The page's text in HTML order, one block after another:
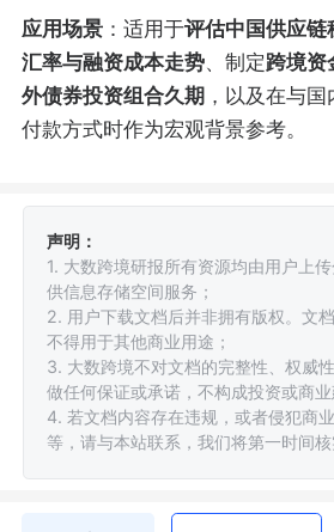
应用场景：适用于评估中国供应链
汇率与融资成本走势、制定跨境资
外债券投资组合久期，以及在与国
付款方式时作为宏观背景参考。
声明：
1. 大数跨境研报所有资源均由用户上
供信息存储空间服务；
2. 用户下载文档后并非拥有版权。文
不得用于其他商业用途；
3. 大数跨境不对文档的完整性、权威
做任何保证或承诺，不构成投资或商业
4. 若文档内容存在违规，或者侵犯商
等，请与本站联系，我们将第一时间核